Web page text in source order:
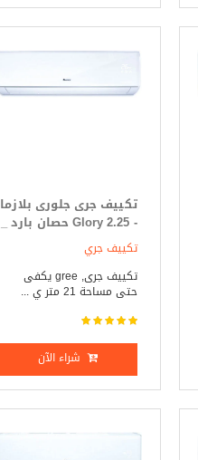
تكييف جرى جلورى بلازما
- Glory 2.25 حصان بارد _
ساخن
تكييف جري
تكييف جرى, gree يكفى
حتى مساحة 21 متر ي ...
شراء الآن